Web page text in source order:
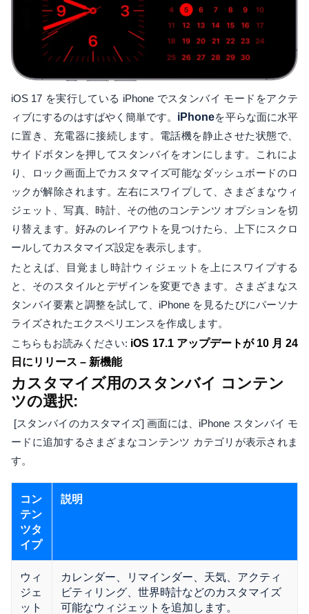
iOS 17 を実行している iPhone でスタンバイ モードをアクテ
ィブにするのはすばやく簡単です。 iPhoneを平らな面に水平
に置き、充電器に接続します。電話機を静止させた状態で、
サイドボタンを押してスタンバイをオンにします。これによ
り、ロック画面上でカスタマイズ可能なダッシュボードのロ
ックが解除されます。左右にスワイプして、さまざまなウィ
ジェット、写真、時計、その他のコンテンツ オプションを切
り替えます。好みのレイアウトを見つけたら、上下にスクロ
ールしてカスタマイズ設定を表示します。
たとえば、目覚まし時計ウィジェットを上にスワイプする
と、そのスタイルとデザインを変更できます。さまざまなス
タンバイ要素と調整を試して、iPhone を見るたびにパーソナ
ライズされたエクスペリエンスを作成します。
こちらもお読みください: iOS 17.1 アップデートが 10 月 24
日にリリース – 新機能
カスタマイズ用のスタンバイ コンテン
ツの選択:
[スタンバイのカスタマイズ] 画面には、iPhone スタンバイ モ
ードに追加するさまざまなコンテンツ カテゴリが表示されま
す。
コン
テン
ツタ
イプ
説明
ウィ
ジェ
ット
カレンダー、リマインダー、天気、アクティ
ビティリング、世界時計などのカスタマイズ
可能なウィジェットを追加します。